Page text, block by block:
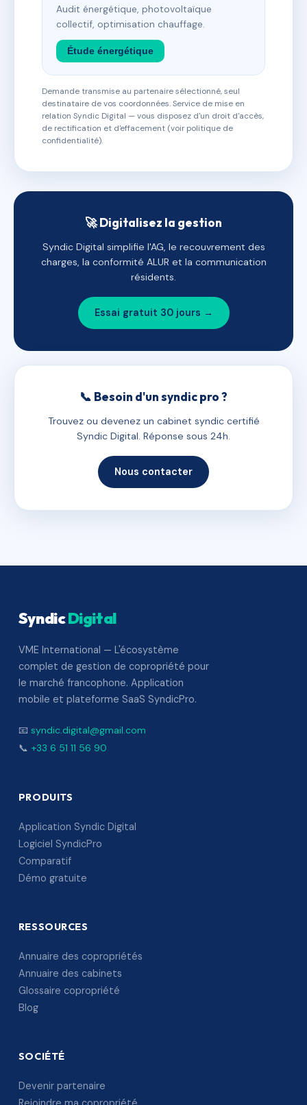
Audit énergétique, photovoltaïque
collectif, optimisation chauffage.
Étude énergétique
Demande transmise au partenaire sélectionné, seul
destinataire de vos coordonnées. Service de mise en
relation Syndic Digital — vous disposez d'un droit d'accès,
de rectification et d'effacement (voir politique de
confidentialité).
🚀 Digitalisez la gestion
Syndic Digital simplifie l'AG, le recouvrement des
charges, la conformité ALUR et la communication
résidents.
Essai gratuit 30 jours →
📞 Besoin d'un syndic pro ?
Trouvez ou devenez un cabinet syndic certifié
Syndic Digital. Réponse sous 24h.
Nous contacter
SyndicDigital
VME International — L'écosystème
complet de gestion de copropriété pour
le marché francophone. Application
mobile et plateforme SaaS SyndicPro.
📧 syndic.digital@gmail.com
📞 +33 6 51 11 56 90
PRODUITS
Application Syndic Digital
Logiciel SyndicPro
Comparatif
Démo gratuite
RESSOURCES
Annuaire des copropriétés
Annuaire des cabinets
Glossaire copropriété
Blog
SOCIÉTÉ
Devenir partenaire